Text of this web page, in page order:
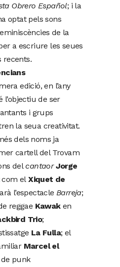
Obrero Español; i la
optat pels sons
de la
a escriure les seues
recents.
edició, en l’any
l’objectiu de ser
i grups
la seua creativitat.
dels noms ja
cartell del Trovam
del cantaor Jorge
com elXiquet de
l’espectacle Barreja;
reggae Kawaken
Trio;
La Fulla; el
Marcel el
punk